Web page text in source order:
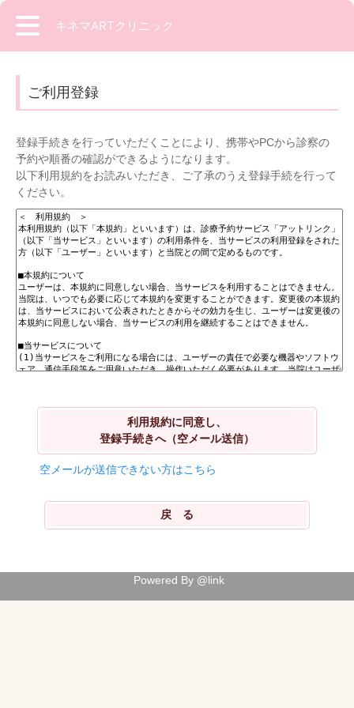
キネマARTクリニック
ご利用登録
登録手続きを行っていただくことにより、携帯やPCから診察の
予約や順番の確認ができるようになります。
以下利用規約をお読みいただき、ご了承のうえ登録手続を行って
ください。
利用規約に同意し、
登録手続きへ（空メール送信）
空メールが送信できない方はこちら
Powered By @link